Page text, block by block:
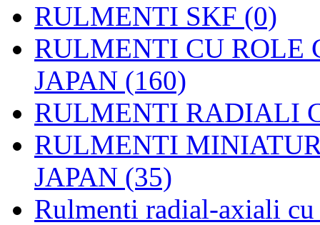
RULMENTI SKF (0)
RULMENTI CU ROLE
JAPAN (160)
RULMENTI RADIALI
RULMENTI
JAPAN (35)
Rulmenti radial-axiali